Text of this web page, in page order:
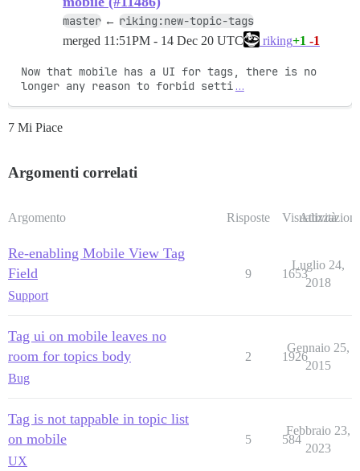
master ← riking:new-topic-tags
merged 11:51PM - 14 Dec 20 UTC riking+1 -1
Now that mobile has a UI for tags, there is no
longer any reason to forbid setti …
7 Mi Piace
Argomenti correlati
Argomento Risposte Visualizzazioni
Attività
Re-enabling Mobile View Tag
Field
Support
9 1653
Luglio 24,
2018
Tag ui on mobile leaves no
room for topics body
Bug
2 1926
Gennaio 25,
2015
Tag is not tappable in topic list
on mobile
UX
5 584
Febbraio 23,
2023